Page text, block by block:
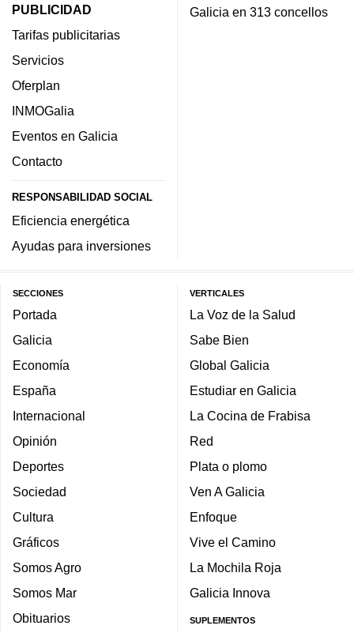
PUBLICIDAD
Tarifas publicitarias
Servicios
Oferplan
INMOGalia
Eventos en Galicia
Contacto
RESPONSABILIDAD SOCIAL
Eficiencia energética
Ayudas para inversiones
Galicia en 313 concellos
SECCIONES
Portada
Galicia
Economía
España
Internacional
Opinión
Deportes
Sociedad
Cultura
Gráficos
Somos Agro
Somos Mar
Obituarios
VERTICALES
La Voz de la Salud
Sabe Bien
Global Galicia
Estudiar en Galicia
La Cocina de Frabisa
Red
Plata o plomo
Ven A Galicia
Enfoque
Vive el Camino
La Mochila Roja
Galicia Innova
SUPLEMENTOS